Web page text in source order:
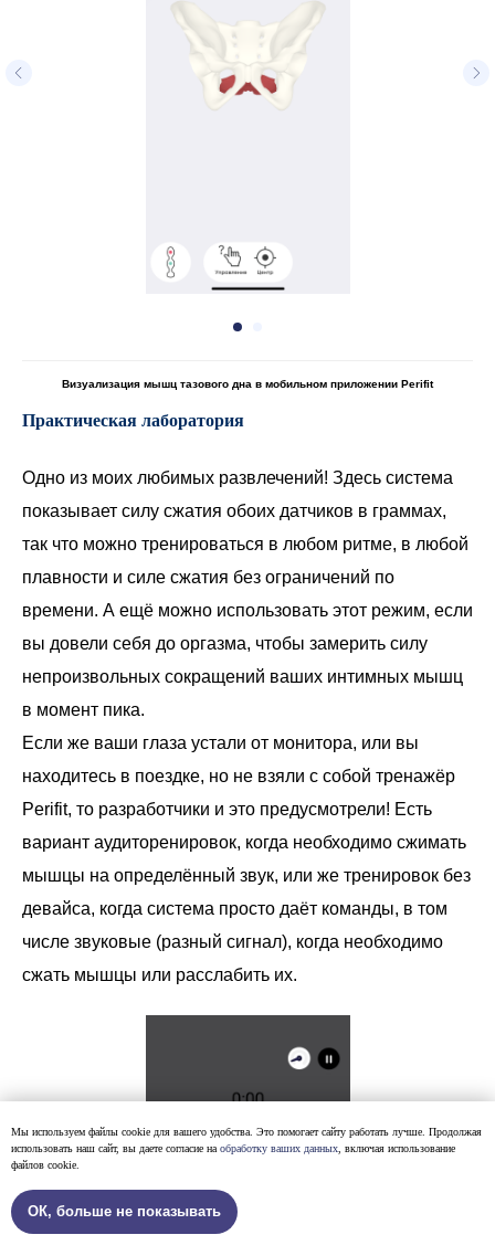
Визуализация мышц тазового дна в мобильном приложении Perifit
Практическая лаборатория
Одно из моих любимых развлечений! Здесь система
показывает силу сжатия обоих датчиков в граммах,
так что можно тренироваться в любом ритме, в любой
плавности и силе сжатия без ограничений по
времени. А ещё можно использовать этот режим, если
вы довели себя до оргазма, чтобы замерить силу
непроизвольных сокращений ваших интимных мышц
в момент пика.
Если же ваши глаза устали от монитора, или вы
находитесь в поездке, но не взяли с собой тренажёр
Perifit, то разработчики и это предусмотрели! Есть
вариант аудиторенировок, когда необходимо сжимать
мышцы на определённый звук, или же тренировок без
девайса, когда система просто даёт команды, в том
числе звуковые (разный сигнал), когда необходимо
сжать мышцы или расслабить их.
Мы используем файлы cookie для вашего удобства. Это помогает сайту работать лучше. Продолжая
использовать наш сайт, вы даете согласие наобработку ваших данных, включая использование
файлов cookie.
ОК, больше не показывать